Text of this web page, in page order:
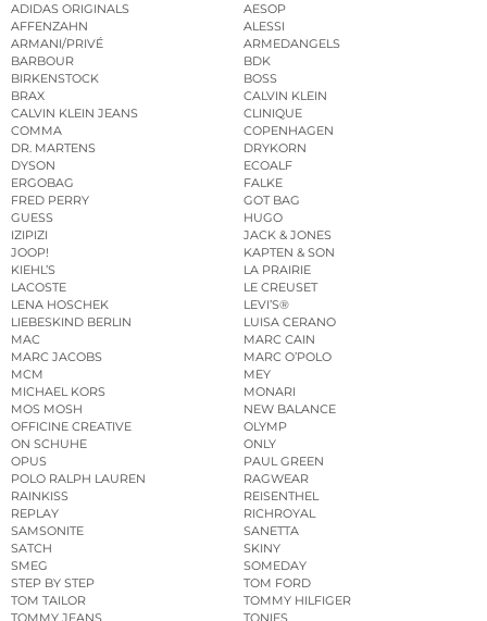
ADIDAS ORIGINALS
AESOP
AFFENZAHN
ALESSI
ARMANI/PRIVÉ
ARMEDANGELS
BARBOUR
BDK
BIRKENSTOCK
BOSS
BRAX
CALVIN KLEIN
CALVIN KLEIN JEANS
CLINIQUE
COMMA
COPENHAGEN
DR. MARTENS
DRYKORN
DYSON
ECOALF
ERGOBAG
FALKE
FRED PERRY
GOT BAG
GUESS
HUGO
IZIPIZI
JACK & JONES
JOOP!
KAPTEN & SON
KIEHL’S
LA PRAIRIE
LACOSTE
LE CREUSET
LENA HOSCHEK
LEVI’S®
LIEBESKIND BERLIN
LUISA CERANO
MAC
MARC CAIN
MARC JACOBS
MARC O’POLO
MCM
MEY
MICHAEL KORS
MONARI
MOS MOSH
NEW BALANCE
OFFICINE CREATIVE
OLYMP
ON SCHUHE
ONLY
OPUS
PAUL GREEN
POLO RALPH LAUREN
RAGWEAR
RAINKISS
REISENTHEL
REPLAY
RICHROYAL
SAMSONITE
SANETTA
SATCH
SKINY
SMEG
SOMEDAY
STEP BY STEP
TOM FORD
TOM TAILOR
TOMMY HILFIGER